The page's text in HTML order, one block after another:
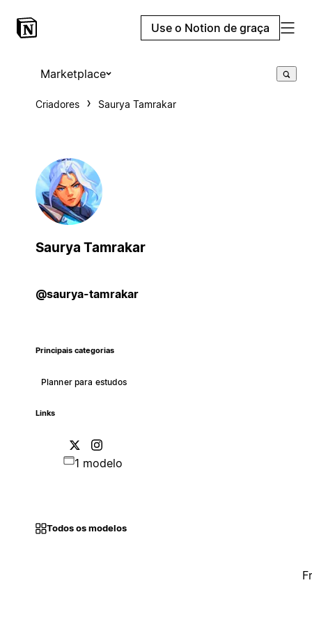
Use o Notion de graça
Marketplace
Criadores Saurya Tamrakar
Saurya Tamrakar
@saurya-tamrakar
Principais categorias
Planner para estudos
Links
1 modelo
Todos os modelos